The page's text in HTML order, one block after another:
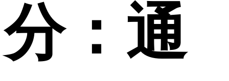
分：通